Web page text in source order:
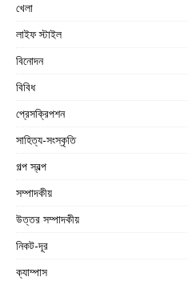
খেলা
লাইফ স্টাইল
বিনোদন
বিবিধ
প্রেসক্রিপশন
সাহিত্য-সংস্কৃতি
গল্প স্বল্প
সম্পাদকীয়
উত্তর সম্পাদকীয়
নিকট-দূর
ক্যাম্পাস